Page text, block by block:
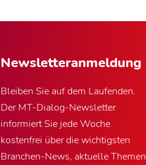
Newsletter­anmeldung
Bleiben Sie auf dem Laufenden.
Der MT-Dialog-Newsletter
informiert Sie jede Woche
kostenfrei über die wichtigsten
Branchen-News, aktuelle Themen